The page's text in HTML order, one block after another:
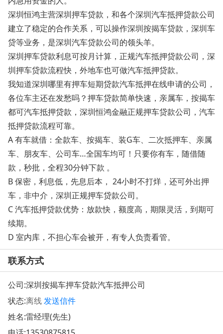
深圳恒鸿主营深圳押车贷款，和各个深圳汽车抵押贷款公司
建立了稳定的合作关系，可以操作深圳按揭车贷款，深圳车
贷等业务，是深圳汽车贷款公司的领头羊。
深圳押车贷款利息可按月计算，正规汽车抵押贷款公司，深
圳押车贷款流程快，外地车也可做汽车抵押贷款。
我知道深圳哪里有押车短期贷款汽车抵押在线申请的公司，
各位车主还在发愁吗？押车贷款简单快速，亲属车，按揭车
都可汽车抵押贷款，深圳恒鸿金融正规押车贷款公司，汽车
抵押贷款流程可靠。
A 有车就借：全款车、按揭车、装G车、二次抵押车、亲属
车、朋友车、公司车…全国车均可！只要你有车，随借随
款，秒批，全程30分钟下款 。
B 保密，利息低，先息后本， 24小时不打烊，还可外出押
车，非中介，深圳正规押车贷款公司。
C 汽车抵押贷款优势：放款快，额度高，期限灵活，到期可
续期。
D 室内库，不担心车会被开，有专人负责看管。
联系方式
公司:深圳按揭车押车贷款汽车抵押公司
状态:离线发送信件
姓名:雷经理(先生)